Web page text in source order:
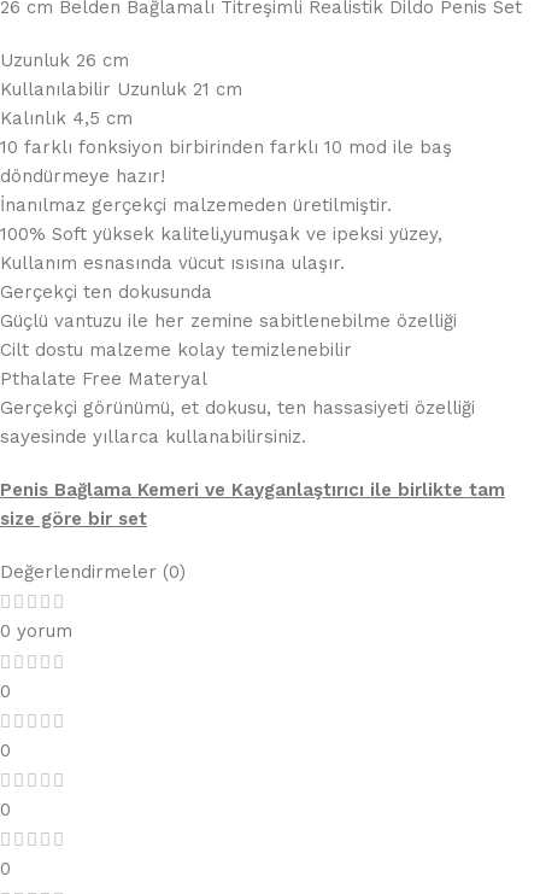
26 cm Belden Bağlamalı Titreşimli Realistik Dildo Penis Set
Uzunluk 26 cm
Kullanılabilir Uzunluk 21 cm
Kalınlık 4,5 cm
10 farklı fonksiyon birbirinden farklı 10 mod ile baş
döndürmeye hazır!
İnanılmaz gerçekçi malzemeden üretilmiştir.
100% Soft yüksek kaliteli,yumuşak ve ipeksi yüzey,
Kullanım esnasında vücut ısısına ulaşır.
Gerçekçi ten dokusunda
Güçlü vantuzu ile her zemine sabitlenebilme özelliği
Cilt dostu malzeme kolay temizlenebilir
Pthalate Free Materyal
Gerçekçi görünümü, et dokusu, ten hassasiyeti özelliği
sayesinde yıllarca kullanabilirsiniz.
Penis Bağlama Kemeri ve Kayganlaştırıcı ile birlikte tam
size göre bir set
Değerlendirmeler (0)
0 yorum
0
0
0
0